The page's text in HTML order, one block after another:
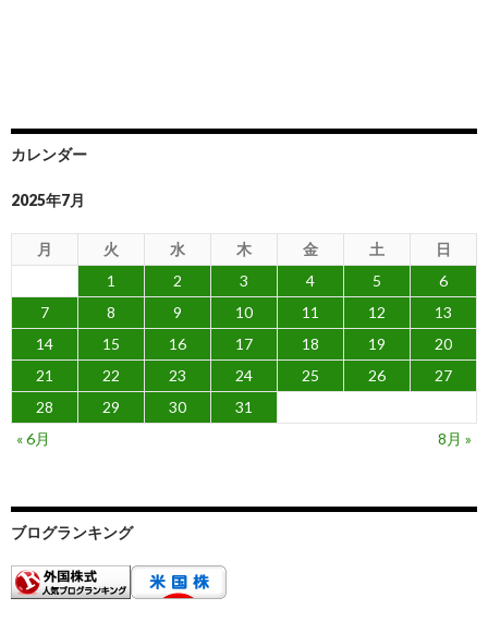
カレンダー
2025年7月
月 火 水 木 金 土
日
1
2 3 4 5
6
7
8 9 10 11 12
13
14
15 16 17 18 19
20
21
22 23 24 25 26
27
28
29 30
31
« 6月
8月 »
ブログランキング